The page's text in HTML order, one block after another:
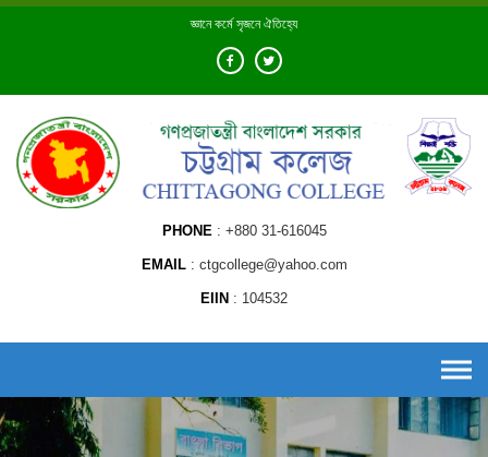
Skip
জ্ঞানে কর্মে সৃজনে ঐতিহ্যে
PHONE +880 31-616045
EMAIL ctgcollege@yahoo.com
EIIN 104532